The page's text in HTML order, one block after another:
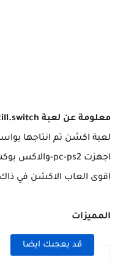
معلومة عن لعبة kill.switch
لعبة اكشن تم انتاجها
اقوى العاب الاكشن في ذاك
المميزات
قد يعجبك ايضا